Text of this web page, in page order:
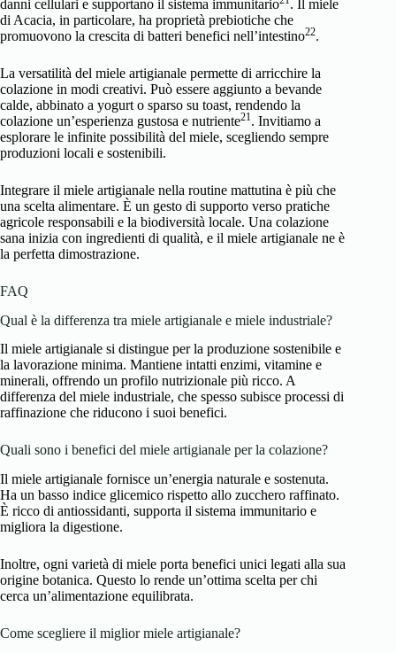
danni cellulari e supportano il sistema immunitario
. Il miele
di Acacia, in particolare, ha proprietà prebiotiche che
promuovono la crescita di batteri benefici nell’intestino22.
La versatilità del miele artigianale permette di arricchire la
colazione in modi creativi. Può essere aggiunto a bevande
calde, abbinato a yogurt o sparso su toast, rendendo la
colazione un’esperienza gustosa e nutriente21 . Invitiamo a
esplorare le infinite possibilità del miele, scegliendo sempre
produzioni locali e sostenibili.
Integrare il miele artigianale nella routine mattutina è più che
una scelta alimentare. È un gesto di supporto verso pratiche
agricole responsabili e la biodiversità locale. Una colazione
sana inizia con ingredienti di qualità, e il miele artigianale ne è
la perfetta dimostrazione.
FAQ
Qual è la differenza tra miele artigianale e miele industriale?
Il miele artigianale si distingue per la produzione sostenibile e
la lavorazione minima. Mantiene intatti enzimi, vitamine e
minerali, offrendo un profilo nutrizionale più ricco. A
differenza del miele industriale, che spesso subisce processi di
raffinazione che riducono i suoi benefici.
Quali sono i benefici del miele artigianale per la colazione?
Il miele artigianale fornisce un’energia naturale e sostenuta.
Ha un basso indice glicemico rispetto allo zucchero raffinato.
È ricco di antiossidanti, supporta il sistema immunitario e
migliora la digestione.
Inoltre, ogni varietà di miele porta benefici unici legati alla sua
origine botanica. Questo lo rende un’ottima scelta per chi
cerca un’alimentazione equilibrata.
Come scegliere il miglior miele artigianale?